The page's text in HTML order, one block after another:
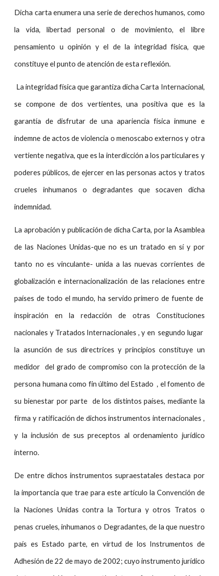
Dicha carta enumera una serie de derechos humanos, como
la vida, libertad personal o de movimiento, el libre
pensamiento u opinión y el de la integridad física, que
constituye el punto de atención de esta reflexión.
La integridad física que garantiza dicha Carta Internacional,
se compone de dos vertientes, una positiva que es la
garantía de disfrutar de una apariencia física inmune e
indemne de actos de violencia o menoscabo externos y otra
vertiente negativa, que es la interdicción a los particulares y
poderes públicos, de ejercer en las personas actos y tratos
crueles inhumanos o degradantes que socaven dicha
indemnidad.
La aprobación y publicación de dicha Carta, por la Asamblea
de las Naciones Unidas-que no es un tratado en sí y por
tanto no es vinculante- unida a las nuevas corrientes de
globalización e internacionalización de las relaciones entre
países de todo el mundo, ha servido primero de fuente de
inspiración en la redacción de otras Constituciones
nacionales y Tratados Internacionales , y en segundo lugar
la asunción de sus directrices y principios constituye un
medidor del grado de compromiso con la protección de la
persona humana como fin último del Estado , el fomento de
su bienestar por parte de los distintos países, mediante la
firma y ratificación de dichos instrumentos internacionales ,
y la inclusión de sus preceptos al ordenamiento jurídico
interno.
De entre dichos instrumentos supraestatales destaca por
la importancia que trae para este artículo la Convención de
la Naciones Unidas contra la Tortura y otros Tratos o
penas crueles, inhumanos o Degradantes, de la que nuestro
país es Estado parte, en virtud de los Instrumentos de
Adhesión de 22 de mayo de 2002; cuyo instrumento jurídico